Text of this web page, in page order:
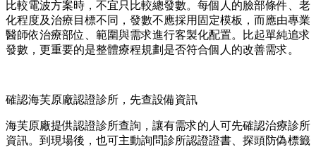
比較電波方案時，不宜只比較總發數。每個人的臉部條件、老
化程度及治療目標不同，發數不應採用固定模板，而應由專業
醫師依治療部位、範圍與需求進行客製化配置。比起單純追求
發數，更重要的是整體療程規劃是否符合個人的改善需求。
確認海芙原廠認證診所，先查設備資訊
海芙原廠提供認證診所查詢，讓有需求的人可先確認治療診所
資訊。到現場後，也可主動詢問診所認證證書、探頭防偽標籤